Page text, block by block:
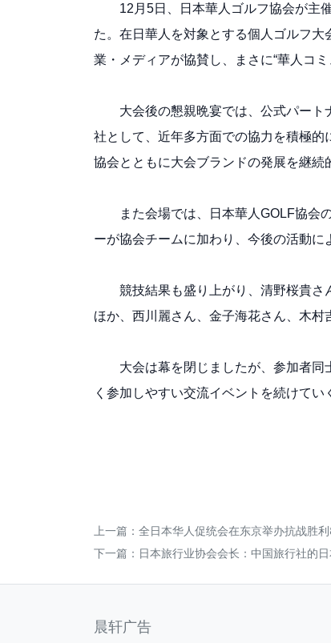
12月5日、日本華人ゴルフ協会が主
た。在日華人を対象とする個人ゴルフ
業・メディアが協賛し、まさに“華人コ
大会後の懇親晩宴では、公式パー
社として、近年多方面での協力を積極
協会とともに大会ブランドの発展を継続
また会場では、日本華人GOLF協会
ーが協会チームに加わり、今後の活動に
競技結果も盛り上がり、清野桜貴
ほか、西川麗さん、金子海花さん、木村
大会は幕を閉じましたが、参加者
く参加しやすい交流イベントを続けてい
上一篇： 全日本华人促统会在东京举办抗战胜
下一篇： 日本旅行业协会会长：中国旅行社的
晨轩广告